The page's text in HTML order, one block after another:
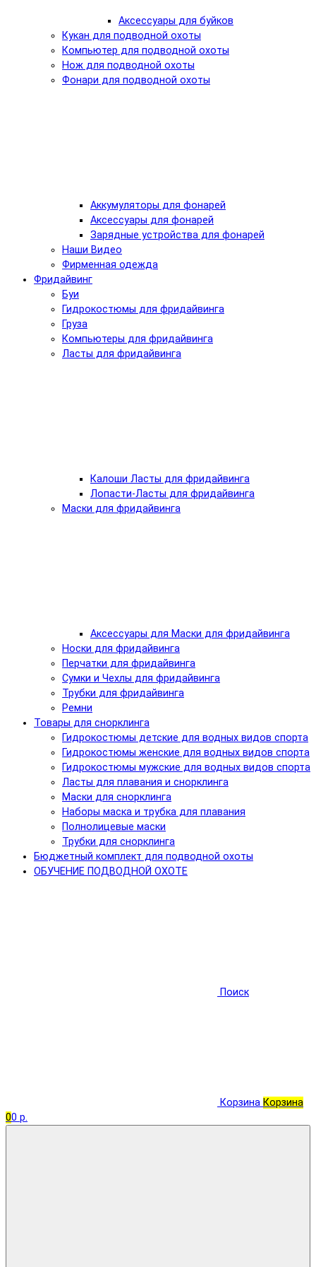
Аксессуары для буйков
Кукан для подводной охоты
Компьютер для подводной охоты
Нож для подводной охоты
Фонари для подводной охоты
Аккумуляторы для фонарей
Аксессуары для фонарей
Зарядные устройства для фонарей
Наши Видео
Фирменная одежда
Фридайвинг
Буи
Гидрокостюмы для фридайвинга
Груза
Компьютеры для фридайвинга
Ласты для фридайвинга
Калоши Ласты для фридайвинга
Лопасти-Ласты для фридайвинга
Маски для фридайвинга
Аксессуары для Маски для фридайвинга
Носки для фридайвинга
Перчатки для фридайвинга
Сумки и Чехлы для фридайвинга
Трубки для фридайвинга
Ремни
Товары для снорклинга
Гидрокостюмы детские для водных видов спорта
Гидрокостюмы женские для водных видов спорта
Гидрокостюмы мужские для водных видов спорта
Ласты для плавания и снорклинга
Маски для снорклинга
Наборы маска и трубка для плавания
Полнолицевые маски
Трубки для снорклинга
Бюджетный комплект для подводной охоты
ОБУЧЕНИЕ ПОДВОДНОЙ ОХОТЕ
Поиск
Корзина Корзина
00 р.